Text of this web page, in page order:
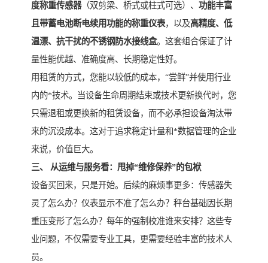
度称重传感器（双剪梁、桥式或柱式可选）、 功能丰富
且带蓄电池断电续用功能的称重仪表，以及高精度、低
温漂、抗干扰的不锈钢防水接线盒。这套组合保证了计
量性能优越、准确度高、长期稳定性好。
用租赁的方式，您能以较低的成本，“尝鲜”并使用行业
内的*技术。当设备生命周期结束或技术更新换代时，您
只需退租或更换新的租赁设备，而不必承担设备淘汰带
来的沉没成本。这对于追求稳定计量和*数据管理的企业
来说，价值巨大。
三、 从运维与服务看：甩掉“维修保养”的包袱
设备买回来，只是开始。后续的麻烦事更多：传感器失
灵了怎么办？仪表显示不准了怎么办？秤台基础因长期
重压变形了怎么办？每年的强制校准谁来安排？这些专
业问题，不仅需要专业工具，更需要经验丰富的技术人
员。